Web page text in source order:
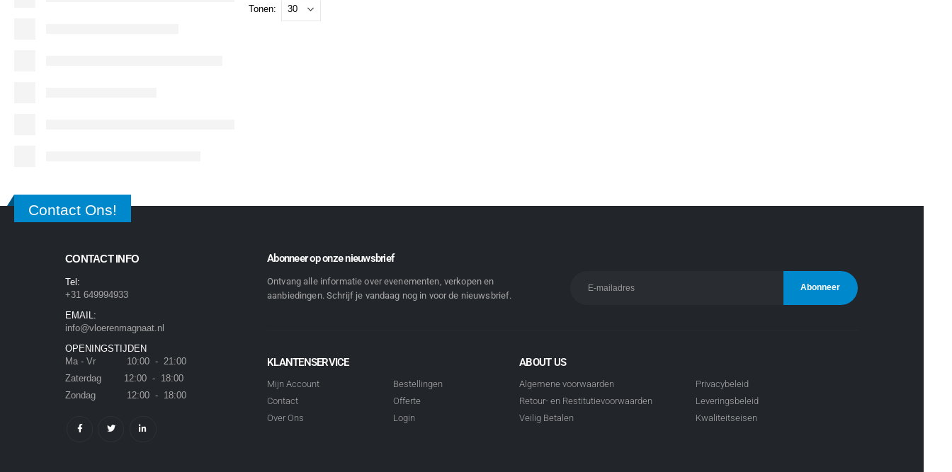
Tonen:
Contact Ons!
CONTACT INFO
Tel:
+31 649994933
EMAIL:
info@vloerenmagnaat.nl
OPENINGSTIJDEN
Ma - Vr 10:00 - 21:00
Zaterdag 12:00 - 18:00
Zondag 12:00 - 18:00
Abonneer op onze nieuwsbrief
Ontvang alle informatie over evenementen, verkopen en
aanbiedingen. Schrijf je vandaag nog in voor de nieuwsbrief.
KLANTENSERVICE
Mijn Account
Contact
Over Ons
Bestellingen
Offerte
Login
ABOUT US
Algemene voorwaarden
Retour- en Restitutievoorwaarden
Veilig Betalen
Privacybeleid
Leveringsbeleid
Kwaliteitseisen